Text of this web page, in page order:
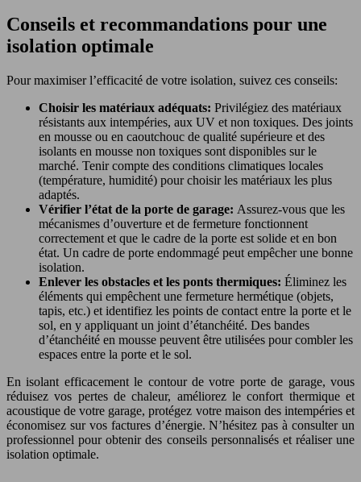
Conseils et recommandations pour une
isolation optimale
Pour maximiser l’efficacité de votre isolation, suivez ces conseils:
Choisir les matériaux adéquats: Privilégiez des matériaux
résistants aux intempéries, aux UV et non toxiques. Des joints
en mousse ou en caoutchouc de qualité supérieure et des
isolants en mousse non toxiques sont disponibles sur le
marché. Tenir compte des conditions climatiques locales
(température, humidité) pour choisir les matériaux les plus
adaptés.
Vérifier l’état de la porte de garage: Assurez-vous que les
mécanismes d’ouverture et de fermeture fonctionnent
correctement et que le cadre de la porte est solide et en bon
état. Un cadre de porte endommagé peut empêcher une bonne
isolation.
Enlever les obstacles et les ponts thermiques: Éliminez les
éléments qui empêchent une fermeture hermétique (objets,
tapis, etc.) et identifiez les points de contact entre la porte et le
sol, en y appliquant un joint d’étanchéité. Des bandes
d’étanchéité en mousse peuvent être utilisées pour combler les
espaces entre la porte et le sol.
En isolant efficacement le contour de votre porte de garage, vous
réduisez vos pertes de chaleur, améliorez le confort thermique et
acoustique de votre garage, protégez votre maison des intempéries et
économisez sur vos factures d’énergie. N’hésitez pas à consulter un
professionnel pour obtenir des conseils personnalisés et réaliser une
isolation optimale.